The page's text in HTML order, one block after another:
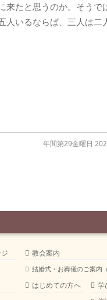
来たと思うのか。そうで
人いるならば、三人は二
年間第29金曜日
教会案内
結婚式・お葬儀のご案内
はじめての方へ 学